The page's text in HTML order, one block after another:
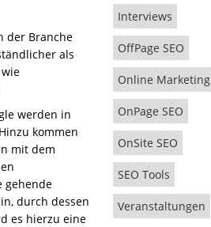
der Branche
als
werden in
kommen
mit dem
gehende
durch dessen
es hierzu eine
Interviews
OffPage SEO
Online Marketing
OnPage SEO
OnSite SEO
SEO Tools
Veranstaltungen